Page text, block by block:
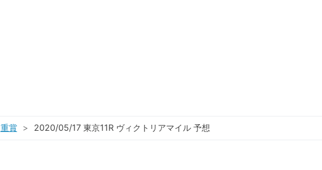
重賞 > 2020/05/17 東京11R ヴィクトリアマイル 予想